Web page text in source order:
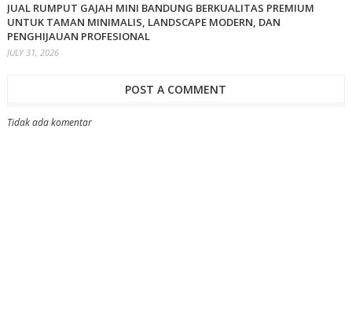
JUAL RUMPUT GAJAH MINI BANDUNG BERKUALITAS PREMIUM
UNTUK TAMAN MINIMALIS, LANDSCAPE MODERN, DAN
PENGHIJAUAN PROFESIONAL
JULY 31, 2026
POST A COMMENT
Tidak ada komentar